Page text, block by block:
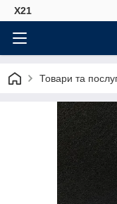
Х21
Товари та